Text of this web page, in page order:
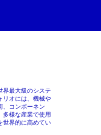
界最大級のシステ
リオには、機械や
、コンポーネン
多様な産業で使用
世界的に高めてい